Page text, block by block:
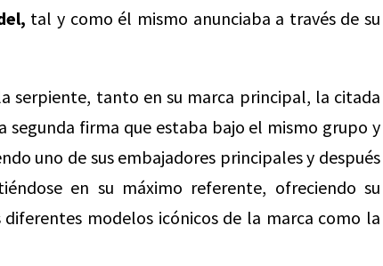
tal y como él mismo anunciaba a través de su
serpiente, tanto en su marca principal, la citada
segunda firma que estaba bajo el mismo grupo y
uno de sus embajadores principales y después
en su máximo referente, ofreciendo su
modelos icónicos de la marca como la